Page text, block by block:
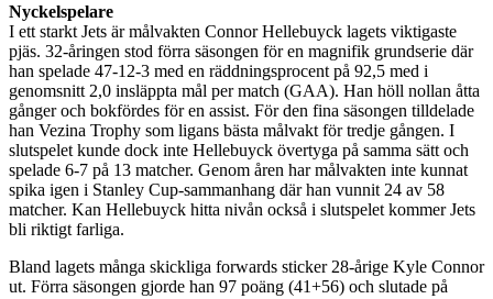
Nyckelspelare
I ett starkt Jets är målvakten Connor Hellebuyck lagets viktigaste
pjäs. 32-åringen stod förra säsongen för en magnifik grundserie där
han spelade 47-12-3 med en räddningsprocent på 92,5 med i
genomsnitt 2,0 insläppta mål per match (GAA). Han höll nollan åtta
gånger och bokfördes för en assist. För den fina säsongen tilldelade
han Vezina Trophy som ligans bästa målvakt för tredje gången. I
slutspelet kunde dock inte Hellebuyck övertyga på samma sätt och
spelade 6-7 på 13 matcher. Genom åren har målvakten inte kunnat
spika igen i Stanley Cup-sammanhang där han vunnit 24 av 58
matcher. Kan Hellebuyck hitta nivån också i slutspelet kommer Jets
bli riktigt farliga.
Bland lagets många skickliga forwards sticker 28-årige Kyle Connor
ut. Förra säsongen gjorde han 97 poäng (41+56) och slutade på